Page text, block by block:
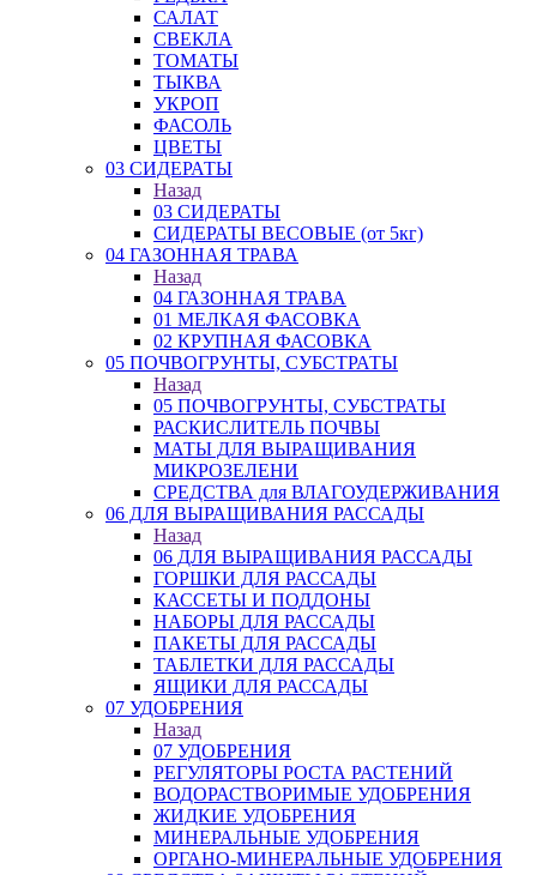
САЛАТ
СВЕКЛА
ТОМАТЫ
ТЫКВА
УКРОП
ФАСОЛЬ
ЦВЕТЫ
03 СИДЕРАТЫ
Назад
03 СИДЕРАТЫ
СИДЕРАТЫ ВЕСОВЫЕ (от 5кг)
04 ГАЗОННАЯ ТРАВА
Назад
04 ГАЗОННАЯ ТРАВА
01 МЕЛКАЯ ФАСОВКА
02 КРУПНАЯ ФАСОВКА
05 ПОЧВОГРУНТЫ, СУБСТРАТЫ
Назад
05 ПОЧВОГРУНТЫ, СУБСТРАТЫ
РАСКИСЛИТЕЛЬ ПОЧВЫ
МАТЫ ДЛЯ ВЫРАЩИВАНИЯ
МИКРОЗЕЛЕНИ
СРЕДСТВА для ВЛАГОУДЕРЖИВАНИЯ
06 ДЛЯ ВЫРАЩИВАНИЯ РАССАДЫ
Назад
06 ДЛЯ ВЫРАЩИВАНИЯ РАССАДЫ
ГОРШКИ ДЛЯ РАССАДЫ
КАССЕТЫ И ПОДДОНЫ
НАБОРЫ ДЛЯ РАССАДЫ
ПАКЕТЫ ДЛЯ РАССАДЫ
ТАБЛЕТКИ ДЛЯ РАССАДЫ
ЯЩИКИ ДЛЯ РАССАДЫ
07 УДОБРЕНИЯ
Назад
07 УДОБРЕНИЯ
РЕГУЛЯТОРЫ РОСТА РАСТЕНИЙ
ВОДОРАСТВОРИМЫЕ УДОБРЕНИЯ
ЖИДКИЕ УДОБРЕНИЯ
МИНЕРАЛЬНЫЕ УДОБРЕНИЯ
ОРГАНО-МИНЕРАЛЬНЫЕ УДОБРЕНИЯ